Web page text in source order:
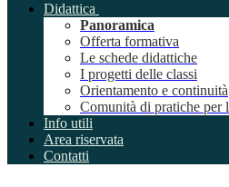
Didattica
Panoramica
Offerta formativa
Le schede didattiche
I progetti delle classi
Orientamento e continuità
Comunità di pratiche per
Info utili
Area riservata
Contatti